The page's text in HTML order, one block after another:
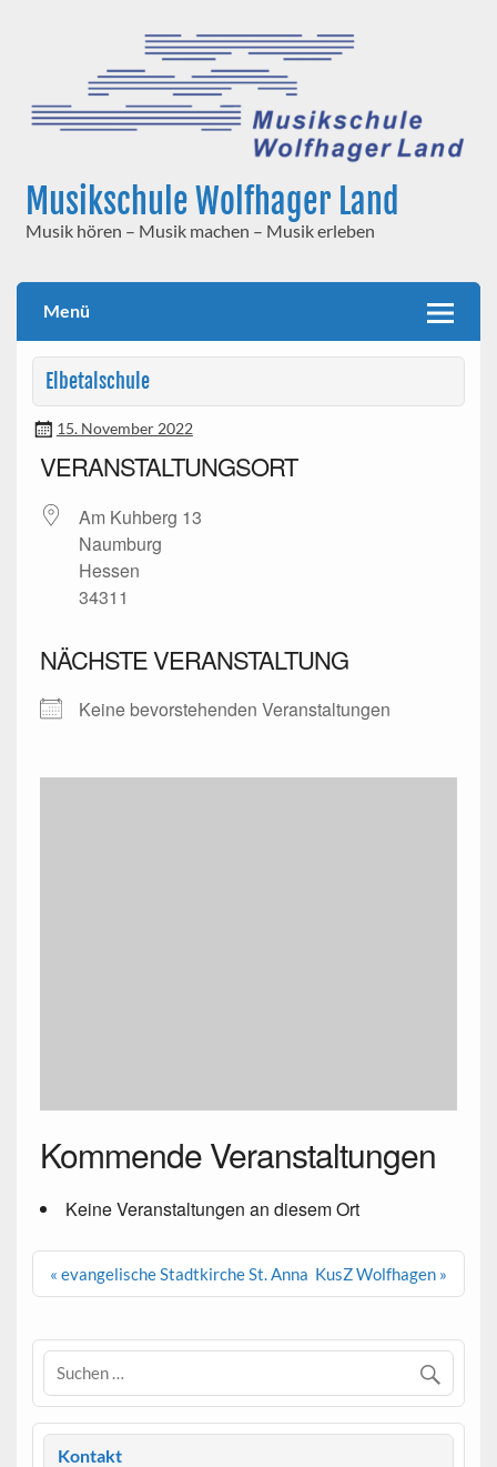
Musikschule Wolfhager Land
Musik hören – Musik machen – Musik erleben
Menü
Elbetalschule
15. November 2022
VERANSTALTUNGSORT
Am Kuhberg 13
Naumburg
Hessen
34311
NÄCHSTE VERANSTALTUNG
Keine bevorstehenden Veranstaltungen
Kommende Veranstaltungen
Keine Veranstaltungen an diesem Ort
Beitragsnavigation
« evangelische Stadtkirche St. Anna KusZ Wolfhagen »
Kontakt